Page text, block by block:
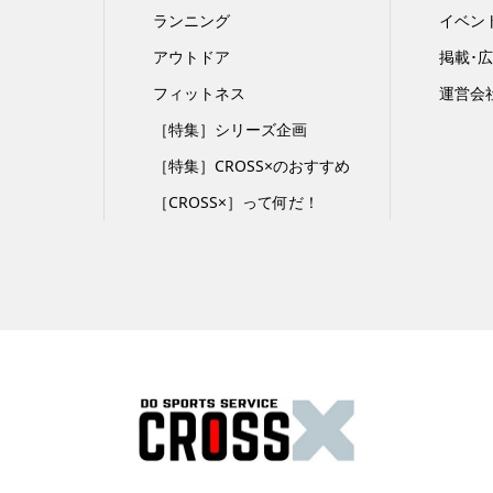
ランニング
アウトドア
フィットネス
［特集］シリーズ企画
［特集］CROSS×のおすすめ
［CROSS×］って何だ！
イベン
掲載･
運営会